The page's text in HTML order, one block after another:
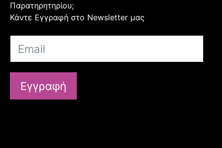
Παρατηρητηρίου;
Κάντε Εγγραφή στο Newsletter μας
Εγγραφή